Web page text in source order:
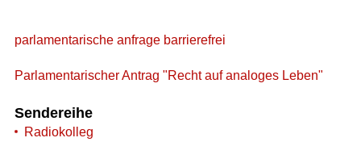
parlamentarische anfrage barrierefrei
Parlamentarischer Antrag "Recht auf analoges Leben"
Sendereihe
Radiokolleg